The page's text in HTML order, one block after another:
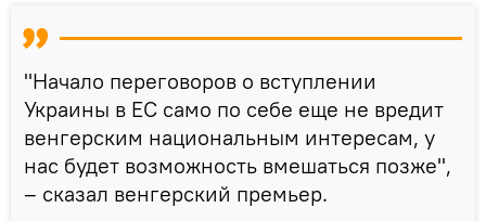
"Начало переговоров о вступлении
Украины в ЕС само по себе еще не вредит
венгерским национальным интересам, у
нас будет возможность вмешаться позже",
– сказал венгерский премьер.